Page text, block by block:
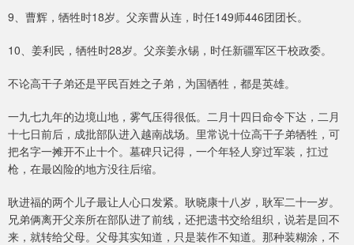
9、曹辉，牺牲时18岁。父亲曹从连，时任149师446团团长。
10、姜利民，牺牲时28岁。父亲姜永锡，时任新疆军区干校政委。
不论高干子弟还是平民百姓之子弟，为国牺牲，都是英雄。
一九七九年的边境山地，雾气压得很低。二月十四日命令下达，二月
十七日前后，成批部队进入越南战场。里常说十位高干子弟牺牲，可
把名字一摊开不止十个。墓碑只记得，一个年轻人穿过军装，扛过
枪，在最凶险的地方没往后缩。
耿进福的两个儿子最让人心口发紧。耿晓康十八岁，耿军二十一岁。
兄弟俩离开父亲所在部队进了前线，还把遗书交给组织，说若是回不
来，就转给父母。父母其实知道，只是装作不知道。那种装糊涂，不